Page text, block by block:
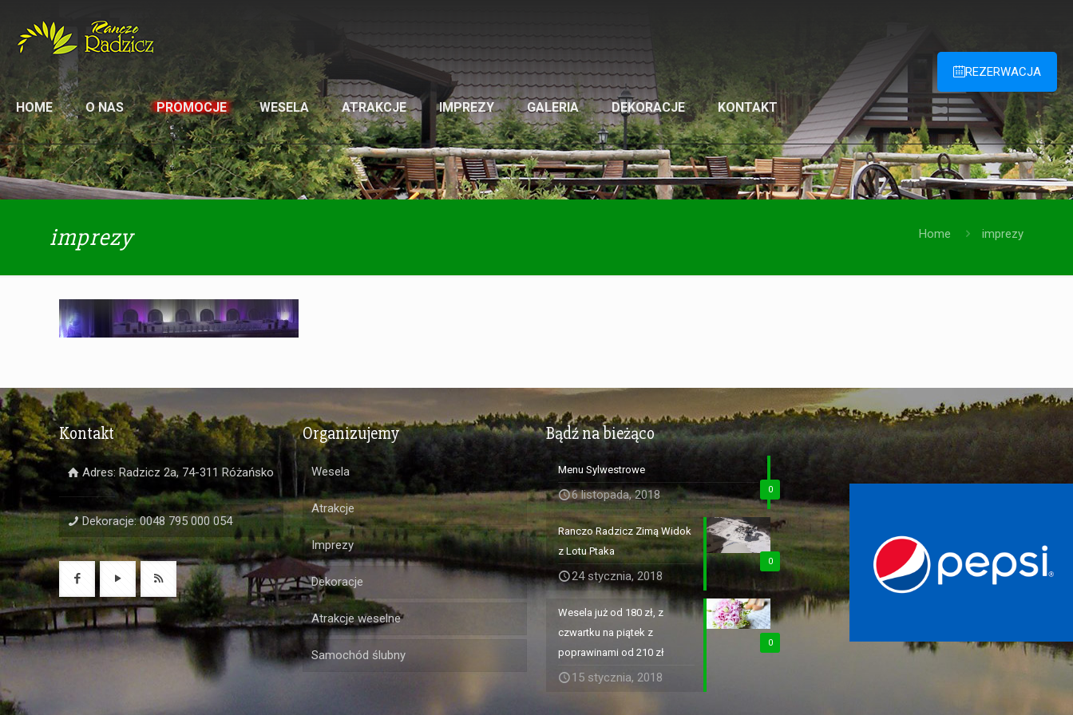
HOME O NAS PROMOCJE WESELA ATRAKCJE IMPREZY GALERIA DEKORACJE KONTAKT
REZERWACJA
imprezy Home imprezy
Kontakt
Adres: Radzicz 2a, 74-311 Różańsko
Dekoracje: 0048 795 000 054
Organizujemy
Wesela
Atrakcje
Imprezy
Dekoracje
Atrakcje weselne
Samochód ślubny
Bądź na bieżąco
0
Menu Sylwestrowe
6 listopada, 2018
0
Ranczo Radzicz Zimą Widok
z Lotu Ptaka
24 stycznia, 2018
0
Wesela już od 180 zł, z
czwartku na piątek z
poprawinami od 210 zł
15 stycznia, 2018